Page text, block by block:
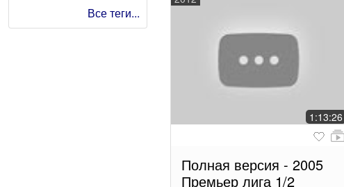
Все теги...
1:13:26
Полная версия - 2005
Премьер лига 1/2